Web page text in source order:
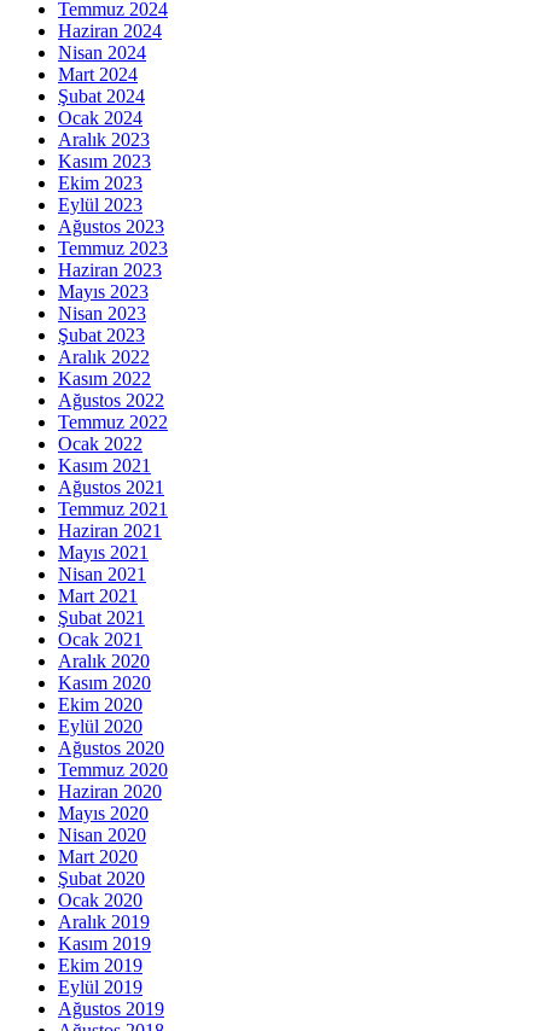
Temmuz 2024
Haziran 2024
Nisan 2024
Mart 2024
Şubat 2024
Ocak 2024
Aralık 2023
Kasım 2023
Ekim 2023
Eylül 2023
Ağustos 2023
Temmuz 2023
Haziran 2023
Mayıs 2023
Nisan 2023
Şubat 2023
Aralık 2022
Kasım 2022
Ağustos 2022
Temmuz 2022
Ocak 2022
Kasım 2021
Ağustos 2021
Temmuz 2021
Haziran 2021
Mayıs 2021
Nisan 2021
Mart 2021
Şubat 2021
Ocak 2021
Aralık 2020
Kasım 2020
Ekim 2020
Eylül 2020
Ağustos 2020
Temmuz 2020
Haziran 2020
Mayıs 2020
Nisan 2020
Mart 2020
Şubat 2020
Ocak 2020
Aralık 2019
Kasım 2019
Ekim 2019
Eylül 2019
Ağustos 2019